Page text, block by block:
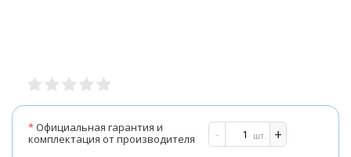
*Официальная гарантия и
комплектация от производителя
- +
шт.